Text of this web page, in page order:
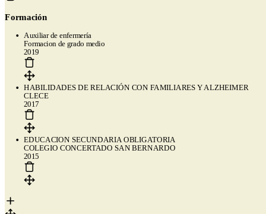
Formación
Auxiliar de enfermería
Formacion de grado medio
2019
HABILIDADES DE RELACIÓN CON FAMILIARES Y ALZHEIMER
CLECE
2017
EDUCACION SECUNDARIA OBLIGATORIA
COLEGIO CONCERTADO SAN BERNARDO
2015
Páginas
Plantillas de currículum gratis Plantillas compatibles con ATS
mejor creador de currículums online
de currículums a partir de LinkedIn
horas
Empresa